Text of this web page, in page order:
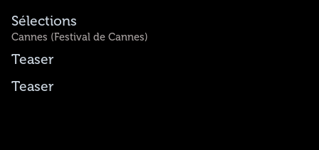
Sélections
Cannes (Festival de Cannes)
Teaser
Teaser